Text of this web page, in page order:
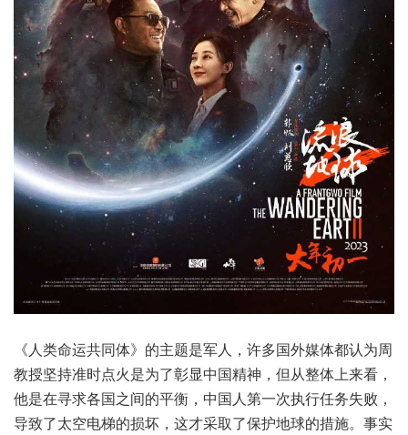
《人类命运共同体》的主题是军人，许多国外媒体都认为周
教授坚持准时点火是为了彰显中国精神，但从整体上来看，
他是在寻求各国之间的平衡，中国人第一次执行任务失败，
导致了太空电梯的损坏，这才采取了保护地球的措施。事实